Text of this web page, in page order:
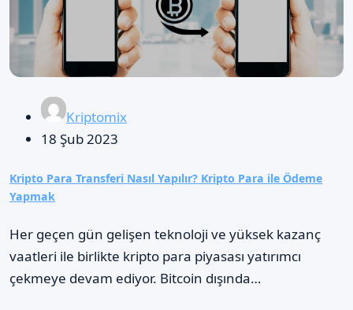
Kriptomix
18 Şub 2023
Kripto Para Transferi Nasıl Yapılır? Kripto Para ile Ödeme
Yapmak
Her geçen gün gelişen teknoloji ve yüksek kazanç
vaatleri ile birlikte kripto para piyasası yatırımcı
çekmeye devam ediyor. Bitcoin dışında…